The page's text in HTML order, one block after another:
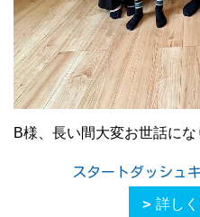
B様、長い間大変お世話にな
スタートダッシュ
詳し